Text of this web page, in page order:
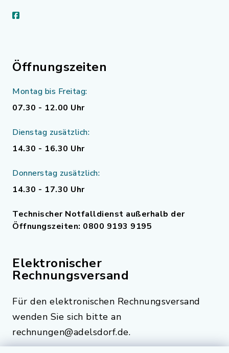
facebook
Öffnungszeiten
Montag bis Freitag:
07.30 - 12.00 Uhr
Dienstag zusätzlich:
14.30 - 16.30 Uhr
Donnerstag zusätzlich:
14.30 - 17.30 Uhr
Technischer Notfalldienst außerhalb der
Öffnungszeiten: 0800 9193 9195
Elektronischer
Rechnungsversand
Für den elektronischen Rechnungsversand
wenden Sie sich bitte an
rechnungen@adelsdorf.de.